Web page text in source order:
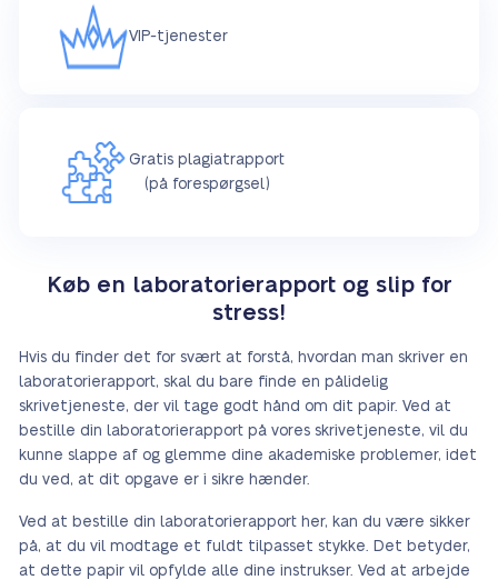
VIP-tjenester
Gratis plagiatrapport
(på forespørgsel)
Køb en laboratorierapport og slip for
stress!
Hvis du finder det for svært at forstå, hvordan man skriver en
laboratorierapport, skal du bare finde en pålidelig
skrivetjeneste, der vil tage godt hånd om dit papir. Ved at
bestille din laboratorierapport på vores skrivetjeneste, vil du
kunne slappe af og glemme dine akademiske problemer, idet
du ved, at dit opgave er i sikre hænder.
Ved at bestille din laboratorierapport her, kan du være sikker
på, at du vil modtage et fuldt tilpasset stykke. Det betyder,
at dette papir vil opfylde alle dine instrukser. Ved at arbejde